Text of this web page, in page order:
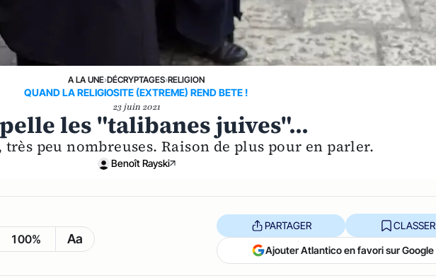
A LA UNE›DÉCRYPTAGES›RELIGION
QUAND LA RELIGIOSITE (EXTREME) REND BETE !
23 juin 2021
les "talibanes juives"...
très peu nombreuses. Raison de plus pour en parler.
Benoît Rayski
100% Aa
PARTAGER CLASSER
Ajouter Atlantico en favori sur Google